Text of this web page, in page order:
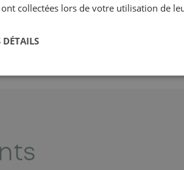
collectées lors de votre utilisation de
DÉTAILS